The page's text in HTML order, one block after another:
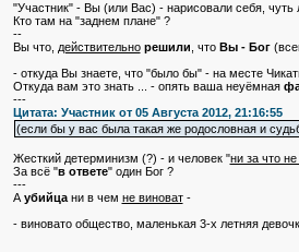
"Участник" - Вы (или Вас) - нарисовали себя,
Кто там на "заднем плане" ?
--
Вы что, действительно решили , что Вы - Бог
- откуда Вы знаете, что "было бы" - на месте
Откуда вам это знать ... - опять ваша неуёмная
---
Цитата: Участник от 05 Августа 2012, 21:16:55
(если бы у вас была такая же родословная и
Жесткий детерминизм (?) - и человек "ни за что не
За всё "в ответе" один Бог ?
---
А убийцани в чем не виноват-
- виновато общество, маленькая 3-х летняя